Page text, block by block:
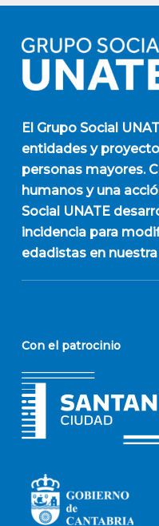
El Grupo Social
entidades y
personas mayores.
humanos y una
Social UNATE
incidencia para
edadistas en
Con el patrocinio